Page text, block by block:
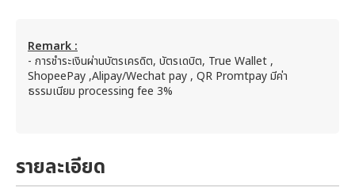
Remark :
- การชำระเงินผ่านบัตรเครดิต, บัตรเดบิต, True Wallet ,
ShopeePay ,Alipay/Wechat pay , QR Promtpay มีค่า
ธรรมเนียม processing fee 3%
รายละเอียด